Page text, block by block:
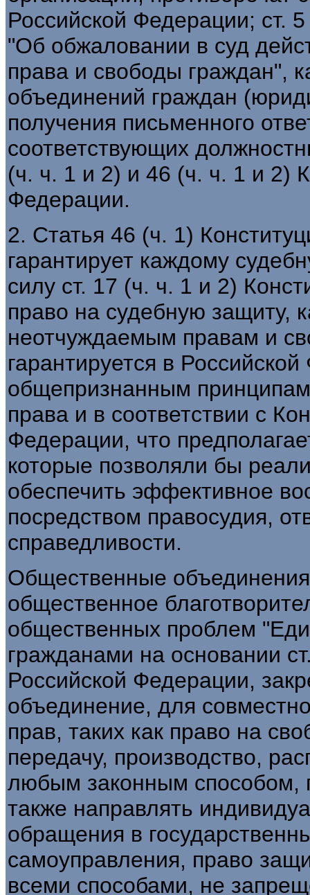
Российской Федерации; ст.
"Об обжаловании в суд
права и свободы граждан",
объединений граждан
получения письменного
соответствующих
(ч. ч. 1 и 2) и 46 (ч. ч. 1 и 2)
Федерации.
2. Статья 46 (ч. 1)
гарантирует каждому
силу ст. 17 (ч. ч. 1 и 2)
право на судебную защиту,
неотчуждаемым правам и
гарантируется в
общепризнанным
права и в соответствии с
Федерации, что
которые позволяли бы
обеспечить эффективное
посредством правосудия,
справедливости.
Общественные
общественное
общественных проблем
гражданами на основании
Российской Федерации,
объединение, для
прав, таких как право на
передачу, производство,
любым законным способом,
также направлять
обращения в
самоуправления, право
всеми способами, не